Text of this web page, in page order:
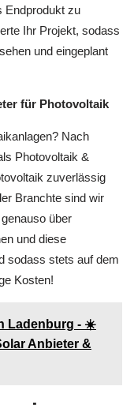
Endprodukt zu
Ihr Projekt, sodass
und eingeplant
für Photovoltaik
Nach
Photovoltaik &
zuverlässig
Branchte sind wir
über
und diese
sodass stets auf dem
Kosten!
Ladenburg - ☀️
Anbieter &